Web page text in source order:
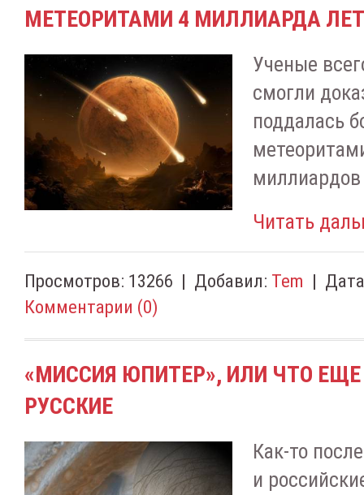
МЕТЕОРИТАМИ 4 МИЛЛИАРДА
Ученые
смогли
поддалась
Читать
Просмотров: 13266 | Добавил: Tem |
Комментарии (0)
«МИССИЯ ЮПИТЕР», ИЛИ ЧТО ЕЩЕ
РУССКИЕ
Как-то
и